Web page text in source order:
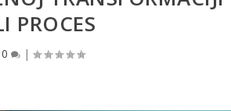
PROCES
0 |